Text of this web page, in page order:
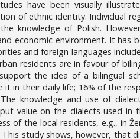
have been visually
of ethnic identity. Individual
knowledge of Polish.
economic environment. It
and foreign languages
residents are in favour of
the idea of a bilingual
in their daily life; 16% of the
knowledge and use of
value on the dialects used in
of the local residents, e.g., in
study shows, however, that